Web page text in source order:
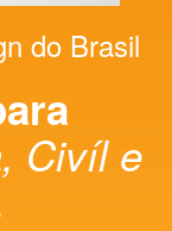
do Brasil
Civíl e